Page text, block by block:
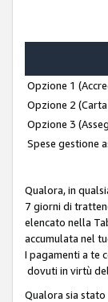
Opzione 1
Opzione 2
Opzione 3
Spese gestione
Qualora, in
7 giorni di
elencato nella
accumulata nel
I pagamenti a te
dovuti in virtù
Qualora sia